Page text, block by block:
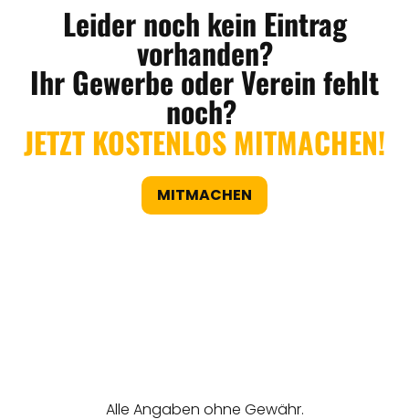
Leider noch kein Eintrag
vorhanden?
Ihr Gewerbe oder Verein fehlt
noch?
JETZT KOSTENLOS MITMACHEN!
MITMACHEN